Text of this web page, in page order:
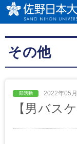
その他
2022年05
【男バス